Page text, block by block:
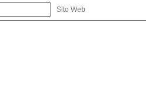
Sito Web